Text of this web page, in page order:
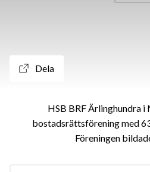
Dela
HSB BRF Ärlinghundra i
bostadsrättsförening med
Föreningen